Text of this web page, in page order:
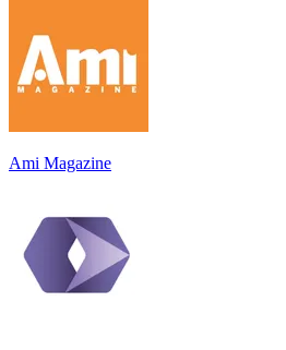
Ami Magazine